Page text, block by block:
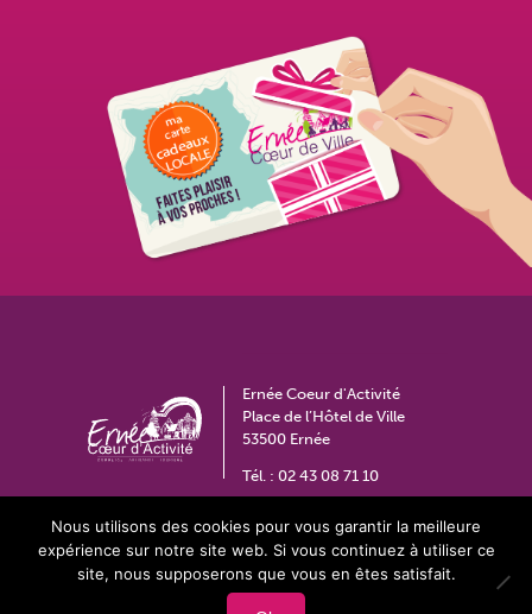
Ernée Coeur d'Activité
Place de l’Hôtel de Ville
53500 Ernée
Tél. : 02 43 08 71 10
Espace privé
Nous utilisons des cookies pour vous garantir la meilleure
expérience sur notre site web. Si vous continuez à utiliser ce
site, nous supposerons que vous en êtes satisfait.